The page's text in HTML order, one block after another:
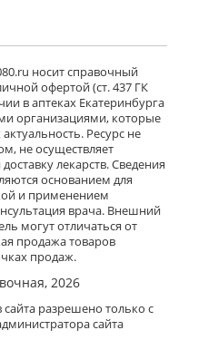
носит справочный
офертой (ст. 437 ГК
в аптеках Екатеринбурга
организациями, которые
актуальность. Ресурс не
не осуществляет
лекарств. Сведения
основанием для
и применением
врача. Внешний
могут отличаться от
продажа товаров
продаж.
2026
разрешено только с
сайта